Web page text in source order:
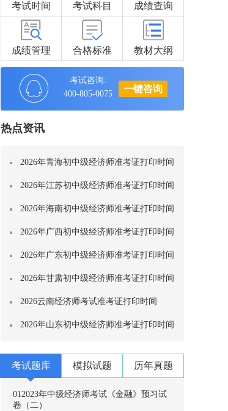
考试时间 考试科目 成绩查询
成绩管理 合格标准 教材大纲
考试咨询:
400-805-0075
一键咨询
热点资讯
2026年青海初中级经济师准考证打印时间
2026年江苏初中级经济师准考证打印时间
2026年海南初中级经济师准考证打印时间
2026年广西初中级经济师准考证打印时间
2026年广东初中级经济师准考证打印时间
2026年甘肃初中级经济师准考证打印时间
2026云南经济师考试准考证打印时间
2026年山东初中级经济师准考证打印时间
考试题库 模拟试题 历年真题
012023年中级经济师考试《金融》预习试
卷（二）